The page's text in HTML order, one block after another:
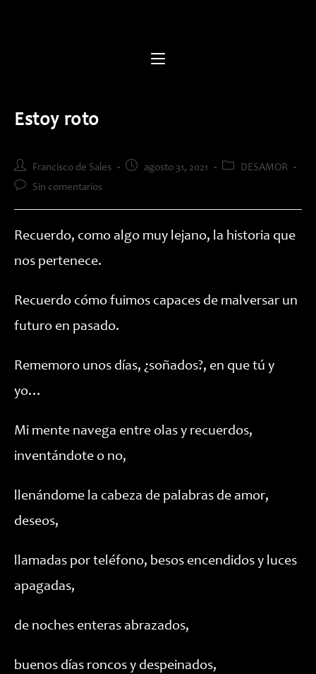
Estoy roto
Autor
de
entrada:
Francisco de Sales
Publicación
entrada:
agosto 31, 2021
Categoría
entrada:
DESAMOR
Comentarios
entrada:
Sin comentarios
Recuerdo, como algo muy lejano, la historia que
nos pertenece.
Recuerdo cómo fuimos capaces de malversar un
futuro en pasado.
Rememoro unos días, ¿soñados?, en que tú y
yo…
Mi mente navega entre olas y recuerdos,
inventándote o no,
llenándome la cabeza de palabras de amor,
deseos,
llamadas por teléfono, besos encendidos y luces
apagadas,
de noches enteras abrazados,
buenos días roncos y despeinados,